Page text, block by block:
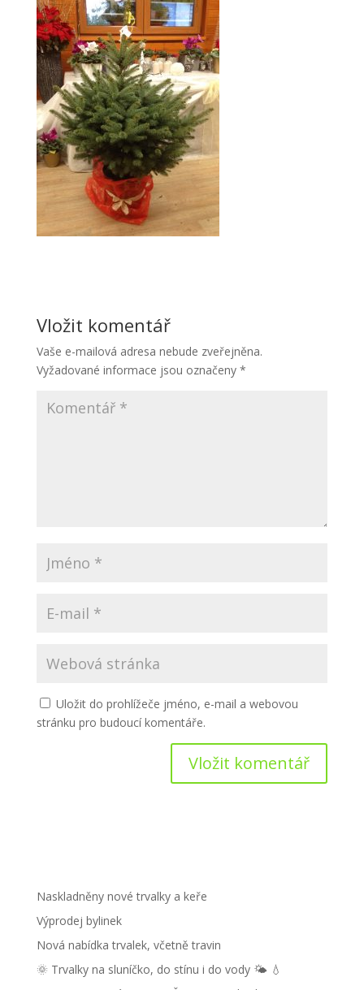
Vložit komentář
Vaše e-mailová adresa nebude zveřejněna.
Vyžadované informace jsou označeny *
Uložit do prohlížeče jméno, e-mail a webovou
stránku pro budoucí komentáře.
Naskladněny nové trvalky a keře
Výprodej bylinek
Nová nabídka trvalek, včetně travin
🌞 Trvalky na sluníčko, do stínu i do vody 🌤 💧